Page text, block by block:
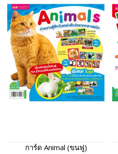
การ์ด Animal (ขนฟู)